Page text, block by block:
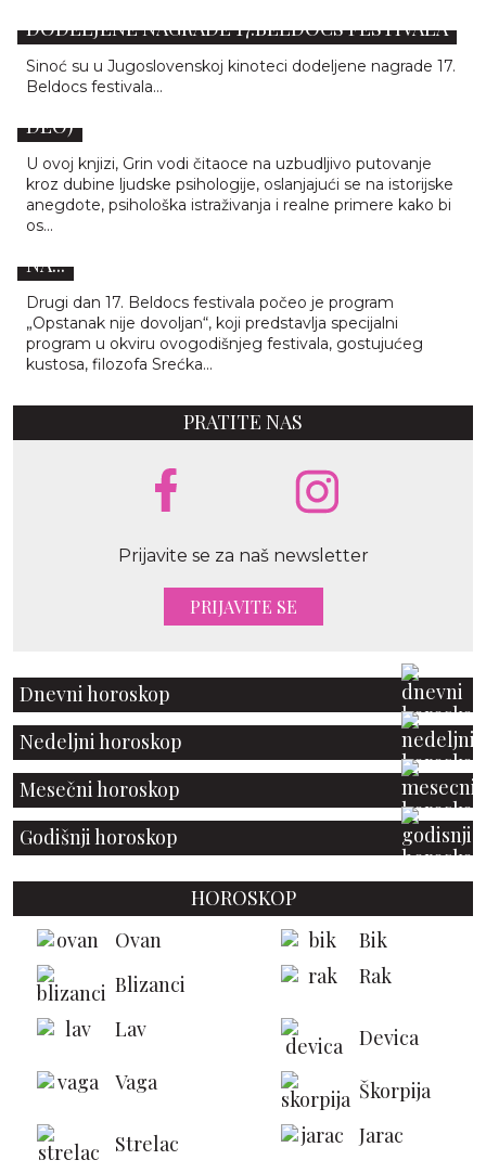
DODELJENE NAGRADE 17.BELDOCS FESTIVALA
Sinoć su u Jugoslovenskoj kinoteci dodeljene nagrade 17.
Beldocs festivala...
ZAKONI LJUDSKE PRIRODE ROBERTA GRINA (3.
DEO)
U ovoj knjizi, Grin vodi čitaoce na uzbudljivo putovanje
kroz dubine ljudske psihologije, oslanjajući se na istorijske
anegdote, psihološka istraživanja i realne primere kako bi
os...
OTVORENI PROGRAMI „OPSTANAK NIJE
DOVOLJAN“ I “FOKUS ČEŠKA: EHO JI.HLAVE“
NA...
Drugi dan 17. Beldocs festivala počeo je program
„Opstanak nije dovoljan“, koji predstavlja specijalni
program u okviru ovogodišnjeg festivala, gostujućeg
kustosa, filozofa Srećka...
PRATITE NAS
Prijavite se za naš newsletter
PRIJAVITE SE
Dnevni horoskop
Nedeljni horoskop
Mesečni horoskop
Godišnji horoskop
HOROSKOP
Ovan
Bik
Blizanci
Rak
Lav
Devica
Vaga
Škorpija
Strelac Jarac